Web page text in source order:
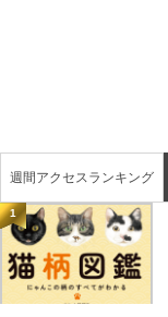
週間アクセスランキング
1